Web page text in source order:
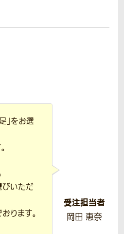
」をお選
びいただ
ります。
受注担当者
岡田 恵奈